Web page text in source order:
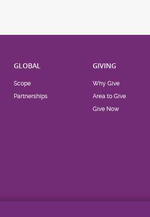
GLOBAL
Scope
Partnerships
GIVING
Why Give
Area to Give
Give Now